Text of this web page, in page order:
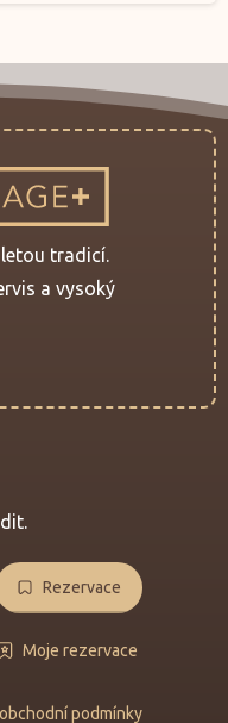
tradicí.
a vysoký
Rezervace
Moje rezervace
podmínky